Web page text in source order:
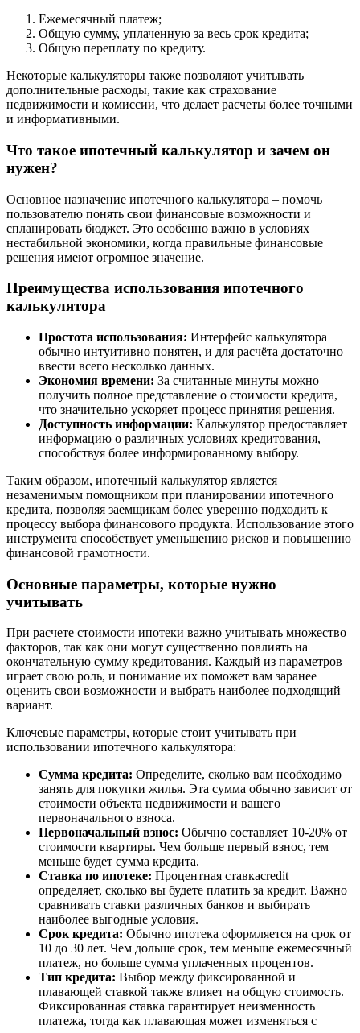
Ежемесячный платеж;
Общую сумму, уплаченную за весь срок кредита;
Общую переплату по кредиту.
Некоторые калькуляторы также позволяют учитывать
дополнительные расходы, такие как страхование
недвижимости и комиссии, что делает расчеты более точными
и информативными.
Что такое ипотечный калькулятор и зачем он
нужен?
Основное назначение ипотечного калькулятора – помочь
пользователю понять свои финансовые возможности и
спланировать бюджет. Это особенно важно в условиях
нестабильной экономики, когда правильные финансовые
решения имеют огромное значение.
Преимущества использования ипотечного
калькулятора
Простота использования: Интерфейс калькулятора
обычно интуитивно понятен, и для расчёта достаточно
ввести всего несколько данных.
Экономия времени: За считанные минуты можно
получить полное представление о стоимости кредита,
что значительно ускоряет процесс принятия решения.
Доступность информации: Калькулятор предоставляет
информацию о различных условиях кредитования,
способствуя более информированному выбору.
Таким образом, ипотечный калькулятор является
незаменимым помощником при планировании ипотечного
кредита, позволяя заемщикам более уверенно подходить к
процессу выбора финансового продукта. Использование этого
инструмента способствует уменьшению рисков и повышению
финансовой грамотности.
Основные параметры, которые нужно
учитывать
При расчете стоимости ипотеки важно учитывать множество
факторов, так как они могут существенно повлиять на
окончательную сумму кредитования. Каждый из параметров
играет свою роль, и понимание их поможет вам заранее
оценить свои возможности и выбрать наиболее подходящий
вариант.
Ключевые параметры, которые стоит учитывать при
использовании ипотечного калькулятора:
Сумма кредита: Определите, сколько вам необходимо
занять для покупки жилья. Эта сумма обычно зависит от
стоимости объекта недвижимости и вашего
первоначального взноса.
Первоначальный взнос: Обычно составляет 10-20% от
стоимости квартиры. Чем больше первый взнос, тем
меньше будет сумма кредита.
Ставка по ипотеке: Процентная ставкаcredit
определяет, сколько вы будете платить за кредит. Важно
сравнивать ставки различных банков и выбирать
наиболее выгодные условия.
Срок кредита: Обычно ипотека оформляется на срок от
10 до 30 лет. Чем дольше срок, тем меньше ежемесячный
платеж, но больше сумма уплаченных процентов.
Тип кредита: Выбор между фиксированной и
плавающей ставкой также влияет на общую стоимость.
Фиксированная ставка гарантирует неизменность
платежа, тогда как плавающая может изменяться с